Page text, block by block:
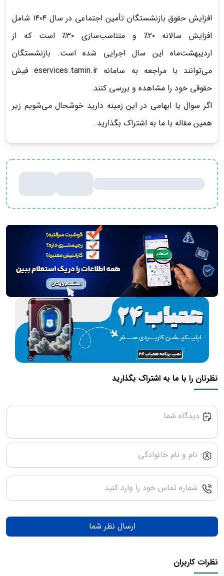
افزایش حقوق بازنشستگان تأمین اجتماعی در سال ۱۴۰۴ شامل
افزایش سالانه ۲۰٪ و متناسب‌سازی ۳۰٪ است که از
اردیبهشت‌ماه این سال اجرایی شده است. بازنشستگان
می‌توانند با مراجعه به سامانه eservices.tamin.ir فیش
حقوقی خود را مشاهده و بررسی کنند.
اگر سوال یا ابهامی در این زمینه دارید خوشحال می‌شویم زیر
همین مقاله با ما به اشتراک بگذارید.
نظرتان را با ما به اشتراک بگذارید
ارسال نظر شما
نظرات کاربران